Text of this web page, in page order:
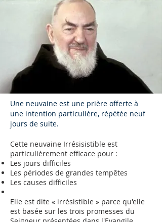
Une neuvaine est une prière offerte à
une intention particulière, répétée neuf
jours de suite.
Cette neuvaine Irrésisistible est
particulièrement efficace pour :
Les jours difficiles
Les périodes de grandes tempêtes
Les causes difficiles
Elle est dite « irrésistible » parce qu'elle
est basée sur les trois promesses du